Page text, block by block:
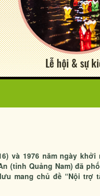
Lễ hội & sự
và 1976 năm ngày khởi
(tỉnh Quảng Nam) đã
mang chủ đề “Nội trợ